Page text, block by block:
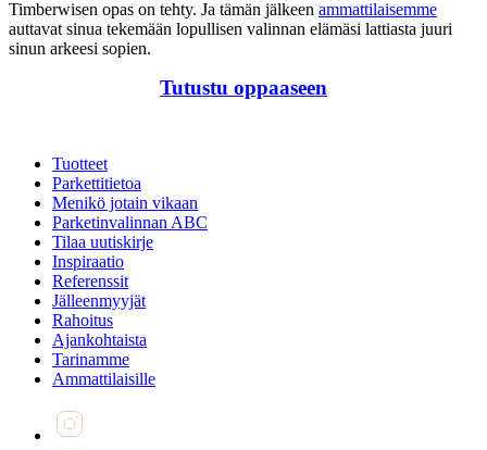
Timberwisen opas on tehty. Ja tämän jälkeen ammattilaisemme
auttavat sinua tekemään lopullisen valinnan elämäsi lattiasta juuri
sinun arkeesi sopien.
Tutustu oppaaseen
Tuotteet
Parkettitietoa
Menikö jotain vikaan
Parketinvalinnan ABC
Tilaa uutiskirje
Inspiraatio
Referenssit
Jälleenmyyjät
Rahoitus
Ajankohtaista
Tarinamme
Ammattilaisille